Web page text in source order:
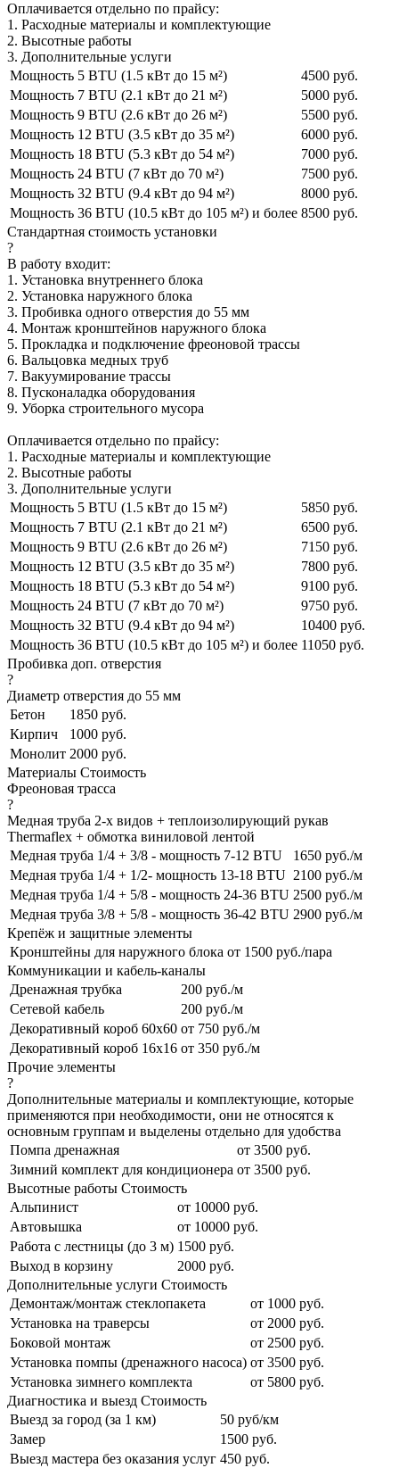
Оплачивается отдельно по прайсу:
1. Расходные материалы и комплектующие
2. Высотные работы
3. Дополнительные услуги
Мощность 5 BTU (1.5 кВт до 15 м²)
4500 руб.
Мощность 7 BTU (2.1 кВт до 21 м²)
5000 руб.
Мощность 9 BTU (2.6 кВт до 26 м²)
5500 руб.
Мощность 12 BTU (3.5 кВт до 35 м²)
6000 руб.
Мощность 18 BTU (5.3 кВт до 54 м²)
7000 руб.
Мощность 24 BTU (7 кВт до 70 м²)
7500 руб.
Мощность 32 BTU (9.4 кВт до 94 м²)
8000 руб.
Мощность 36 BTU (10.5 кВт до 105 м²) и более 8500 руб.
Стандартная стоимость установки
?
В работу входит:
1. Установка внутреннего блока
2. Установка наружного блока
3. Пробивка одного отверстия до 55 мм
4. Монтаж кронштейнов наружного блока
5. Прокладка и подключение фреоновой трассы
6. Вальцовка медных труб
7. Вакуумирование трассы
8. Пусконаладка оборудования
9. Уборка строительного мусора
Оплачивается отдельно по прайсу:
1. Расходные материалы и комплектующие
2. Высотные работы
3. Дополнительные услуги
Мощность 5 BTU (1.5 кВт до 15 м²)
5850 руб.
Мощность 7 BTU (2.1 кВт до 21 м²)
6500 руб.
Мощность 9 BTU (2.6 кВт до 26 м²)
7150 руб.
Мощность 12 BTU (3.5 кВт до 35 м²)
7800 руб.
Мощность 18 BTU (5.3 кВт до 54 м²)
9100 руб.
Мощность 24 BTU (7 кВт до 70 м²)
9750 руб.
Мощность 32 BTU (9.4 кВт до 94 м²)
10400 руб.
Мощность 36 BTU (10.5 кВт до 105 м²) и более 11050 руб.
Пробивка доп. отверстия
?
Диаметр отверстия до 55 мм
Бетон
1850 руб.
Кирпич
1000 руб.
Монолит 2000 руб.
Материалы Стоимость
Фреоновая трасса
?
Медная труба 2-х видов + теплоизолирующий рукав
Thermaflex + обмотка виниловой лентой
Медная труба 1/4 + 3/8 - мощность 7-12 BTU
1650 руб./м
Медная труба 1/4 + 1/2- мощность 13-18 BTU 2100 руб./м
Медная труба 1/4 + 5/8 - мощность 24-36 BTU 2500 руб./м
Медная труба 3/8 + 5/8 - мощность 36-42 BTU 2900 руб./м
Крепёж и защитные элементы
Кронштейны для наружного блока от 1500 руб./пара
Коммуникации и кабель-каналы
Дренажная трубка
200 руб./м
Сетевой кабель
200 руб./м
Декоративный короб 60x60 от 750 руб./м
Декоративный короб 16x16 от 350 руб./м
Прочие элементы
?
Дополнительные материалы и комплектующие, которые
применяются при необходимости, они не относятся к
основным группам и выделены отдельно для удобства
Помпа дренажная
от 3500 руб.
Зимний комплект для кондиционера от 3500 руб.
Высотные работы Стоимость
Альпинист
от 10000 руб.
Автовышка
от 10000 руб.
Работа с лестницы (до 3 м) 1500 руб.
Выход в корзину
2000 руб.
Дополнительные услуги Стоимость
Демонтаж/монтаж стеклопакета
от 1000 руб.
Установка на траверсы
от 2000 руб.
Боковой монтаж
от 2500 руб.
Установка помпы (дренажного насоса) от 3500 руб.
Установка зимнего комплекта
от 5800 руб.
Диагностика и выезд Стоимость
Выезд за город (за 1 км)
50 руб/км
Замер
1500 руб.
Выезд мастера без оказания услуг 450 руб.